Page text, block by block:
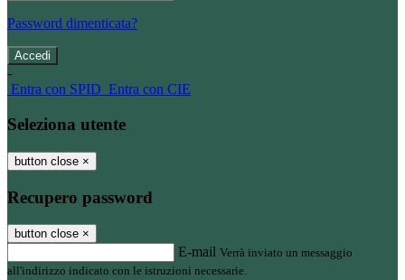
Password dimenticata?
-
Entra con SPID Entra con CIE
Seleziona utente
button close ×
Recupero password
button close ×
E-mail Verrà inviato un messaggio
all'indirizzo indicato con le istruzioni necessarie.